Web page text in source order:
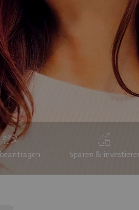
Sparen &